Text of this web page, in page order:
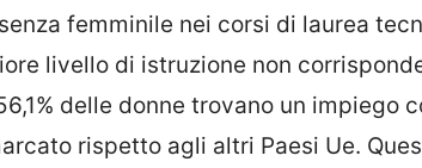
femminile nei corsi di laurea
livello di istruzione non
delle donne trovano un impiego
rispetto agli altri Paesi Ue.